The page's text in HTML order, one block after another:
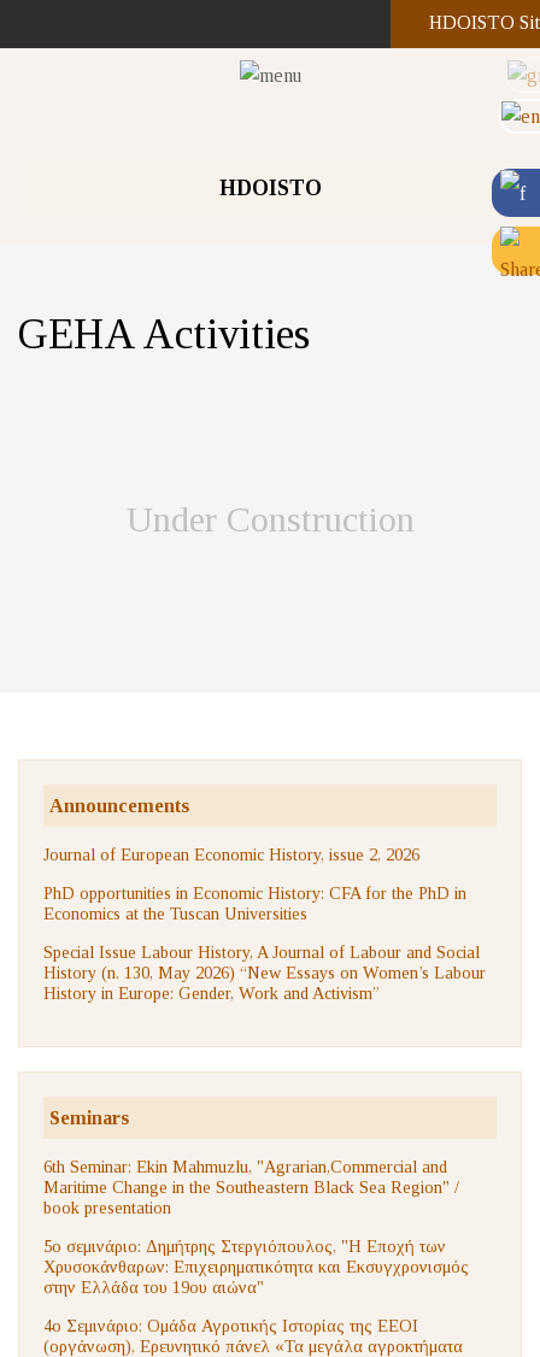
HDOISTO
HDOISTO
GEHA Activities
Under Construction
Announcements
Journal of European Economic History, issue 2, 2026
PhD opportunities in Economic History: CFA for the PhD in
Economics at the Tuscan Universities
Special Issue Labour History, A Journal of Labour and Social
History (n. 130, May 2026) “New Essays on Women’s Labour
History in Europe: Gender, Work and Activism”
Seminars
6th Seminar: Ekin Mahmuzlu, "Agrarian,Commercial and
Maritime Change in the Southeastern Black Sea Region" /
book presentation
5ο σεμινάριο: Δημήτρης Στεργιόπουλος, "Η Εποχή των
Χρυσοκάνθαρων: Επιχειρηματικότητα και Εκσυγχρονισμός
στην Ελλάδα του 19ου αιώνα"
4ο Σεμινάριο: Ομάδα Αγροτικής Ιστορίας της ΕΕΟΙ
(οργάνωση), Ερευνητικό πάνελ «Τα μεγάλα αγροκτήματα